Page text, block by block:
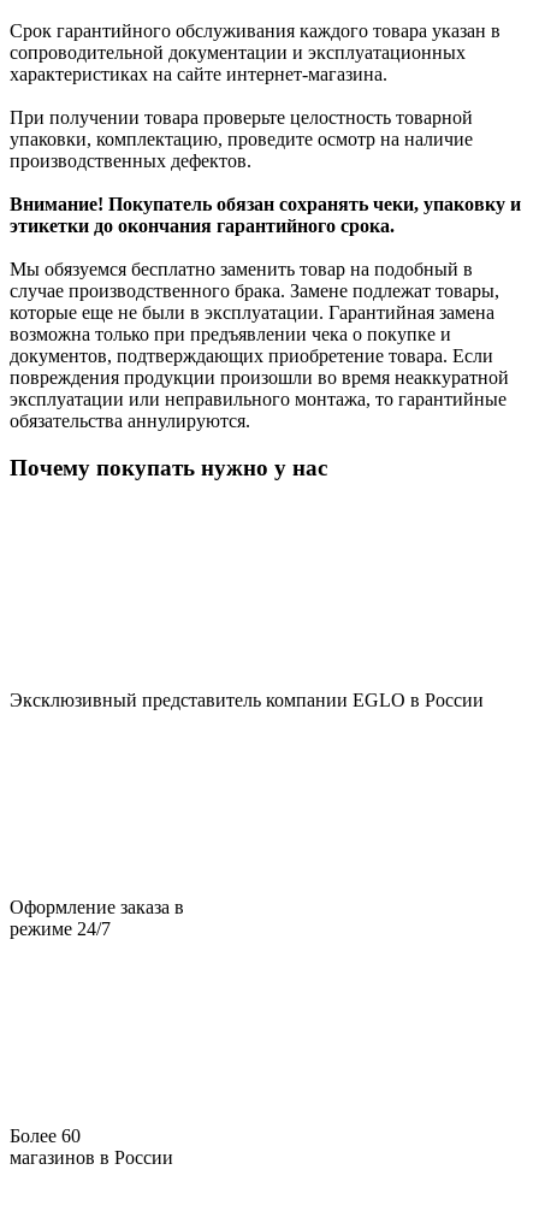
Срок гарантийного обслуживания каждого товара указан в
сопроводительной документации и эксплуатационных
характеристиках на сайте интернет-магазина.
При получении товара проверьте целостность товарной
упаковки, комплектацию, проведите осмотр на наличие
производственных дефектов.
Внимание! Покупатель обязан сохранять чеки, упаковку и
этикетки до окончания гарантийного срока.
Мы обязуемся бесплатно заменить товар на подобный в
случае производственного брака. Замене подлежат товары,
которые еще не были в эксплуатации. Гарантийная замена
возможна только при предъявлении чека о покупке и
документов, подтверждающих приобретение товара. Если
повреждения продукции произошли во время неаккуратной
эксплуатации или неправильного монтажа, то гарантийные
обязательства аннулируются.
Почему покупать нужно у нас
Эксклюзивный представитель компании EGLO в России
Оформление заказа в
режиме 24/7
Более 60
магазинов в России